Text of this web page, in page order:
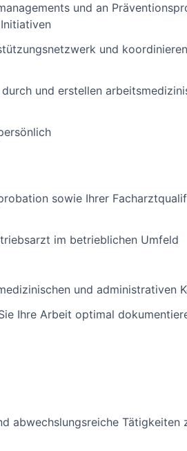
und an
und
und erstellen
sowie Ihrer
im betrieblichen Umfeld
und administrativen
Ihre Arbeit optimal
abwechslungsreiche Tätigkeiten